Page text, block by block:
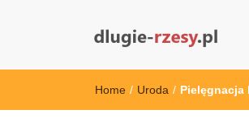
Home / Uroda / Pielęgnacja